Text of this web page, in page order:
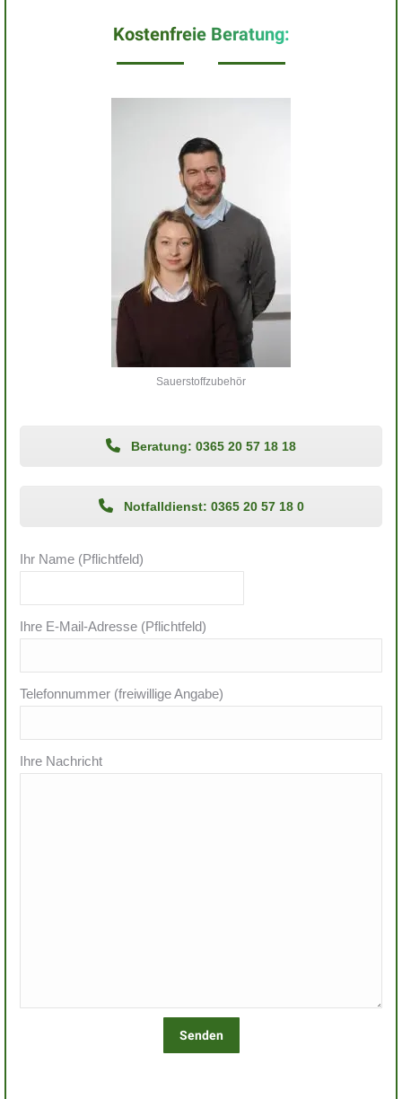
Kostenfreie Beratung:
Sauerstoffzubehör
Beratung: 0365 20 57 18 18
Notfalldienst: 0365 20 57 18 0
Ihr Name (Pflichtfeld)
Ihre E-Mail-Adresse (Pflichtfeld)
Telefonnummer (freiwillige Angabe)
Ihre Nachricht